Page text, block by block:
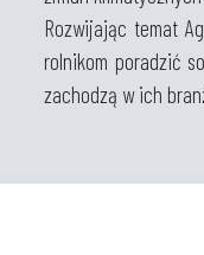
Rozwijając temat
rolnikom poradzić
zachodzą w ich